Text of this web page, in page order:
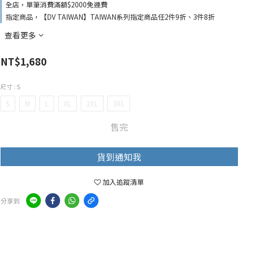
全店，單筆消費滿額$2000免運費
指定商品，【DV TAIWAN】TAIWAN系列指定商品任2件9折、3件8折
查看更多
NT$1,680
尺寸 : S
S M L XL 2XL 3XL
售完
貨到通知我
加入追蹤清單
分享到